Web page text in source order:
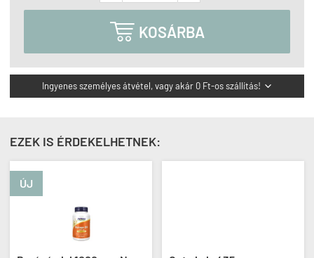
 KOSÁRBA
Ingyenes személyes átvétel, vagy akár 0 Ft-os szállítás! 
EZEK IS ÉRDEKELHETNEK:
ÚJ